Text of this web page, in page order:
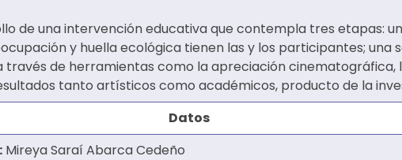
de una intervención educativa que contempla tres etapas:
y huella ecológica tienen las y los participantes; una
de herramientas como la apreciación cinematográfica,
tanto artí­sticos como académicos, producto de la
Datos
Mireya Saraí Abarca Cedeño